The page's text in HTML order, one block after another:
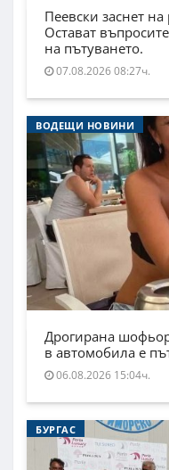
Пеевски заснет
Остават
на пътуването.
07.08.2026 08:27ч.
ВОДЕЩИ НОВИНИ
Дрогирана
в автомобила е
06.08.2026 15:04ч.
БУРГАС